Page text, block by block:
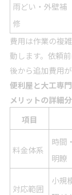
雨どい・外壁補
修
費用は作業の複
動します。依頼
後から追加費用
便利屋と大工専門
メリットの詳細
項目
料金体系
時間
明瞭
対応範囲
小規